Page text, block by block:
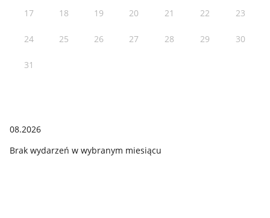
17 18 19 20 21 22 23
24 25 26 27 28 29 30
31
08.2026
Brak wydarzeń w wybranym miesiącu